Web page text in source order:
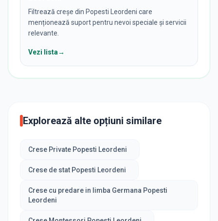
Filtrează creșe din Popesti Leordeni care
menționează suport pentru nevoi speciale și servicii
relevante.
Vezi lista→
Explorează alte opțiuni similare
Crese Private Popesti Leordeni
Crese de stat Popesti Leordeni
Crese cu predare in limba Germana Popesti
Leordeni